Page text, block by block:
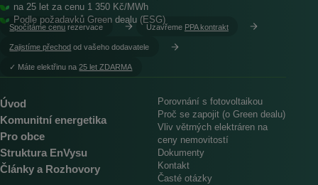
na 25 let za cenu 1 350 Kč/MWh
Podle požadavků Green dealu (ESG)
Spočítáme cenu rezervace Uzavřeme PPA kontrakt
Zajistíme přechod od vašeho dodavatele
︎✓ Máte elektřinu na25 let ZDARMA
Úvod
Komunitní energetika
Pro obce
Struktura EnVysu
Články a Rozhovory
Porovnání s fotovoltaikou
Proč se zapojit (o Green dealu)
Vliv větrných elektráren na
ceny nemovitostí
Dokumenty
Kontakt
Časté otázky